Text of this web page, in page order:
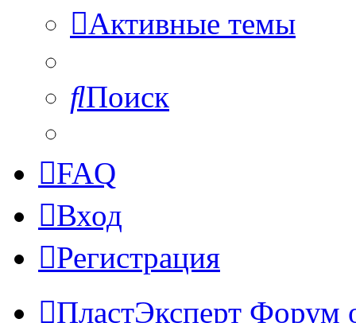
Активные темы
Поиск
FAQ
Вход
Регистрация
ПластЭксперт Форум